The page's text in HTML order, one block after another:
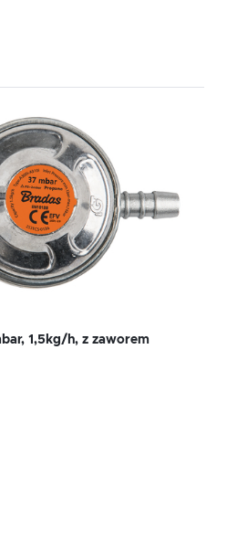
1,5kg/h, z zaworem